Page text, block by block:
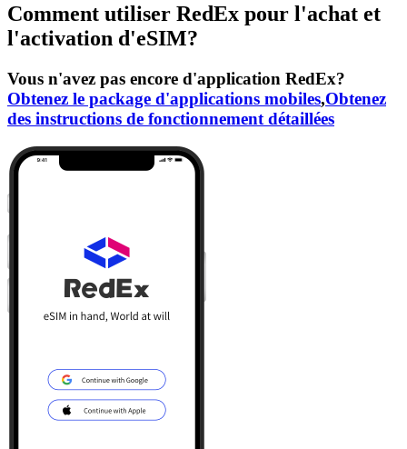
Comment utiliser RedEx pour l'achat et
l'activation d'eSIM?
Vous n'avez pas encore d'application RedEx?
Obtenez le package d'applications mobiles,Obtenez
des instructions de fonctionnement détaillées